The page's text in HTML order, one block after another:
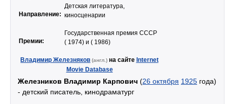
Направление:
Детская литература,
киносценарии
Премии:
Государственная премия СССР
( 1974) и ( 1986)
Владимир Железняков (англ.)на сайте Internet
Movie Database
Железников Владимир Карпович (26 октября 1925 года)
- детский писатель, кинодраматург